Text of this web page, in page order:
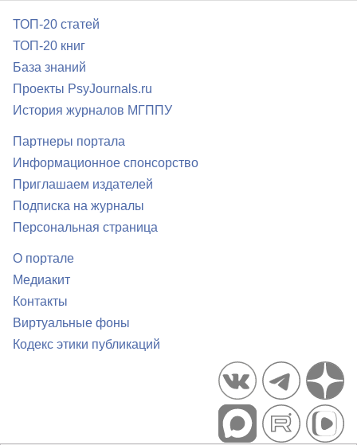
ТОП-20 статей
ТОП-20 книг
База знаний
Проекты PsyJournals.ru
История журналов МГППУ
Партнеры портала
Информационное спонсорство
Приглашаем издателей
Подписка на журналы
Персональная страница
О портале
Медиакит
Контакты
Виртуальные фоны
Кодекс этики публикаций